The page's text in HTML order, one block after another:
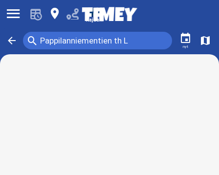
󰍜 󰍎 Kajaani
󰁍 Pappilanniementien th L
󰍉 󰃭
nyt
󰍍